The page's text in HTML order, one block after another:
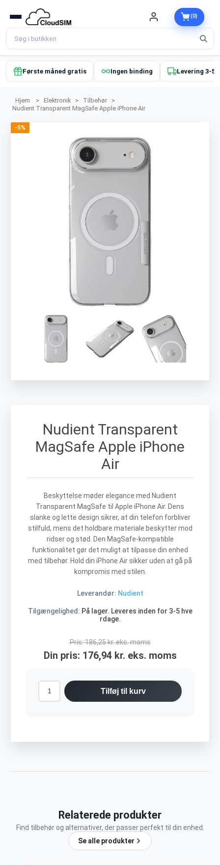
(0)
Første måned gratis Ingen binding Levering 3-5
Hjem > Elektronik > Tilbehør
>
Nudient Transparent MagSafe Apple iPhone Air
-5%
Nudient Transparent
MagSafe Apple iPhone
Air
Beskyttelse møder elegance med Nudient
Transparent MagSafe til Apple iPhone Air. Dens
slanke og lette design sikrer, at din telefon forbliver
stilfuld, mens det holdbare materiale beskytter mod
ridser og stød. Den MagSafe-kompatible
funktionalitet gør det muligt at tilpasse din enhed
med tilbehør. Hold din iPhone Air sikker uden at gå på
kompromis med stilen.
Leverandør: Nudient
Tilgængelighed: På lager. Leveres inden for 3-5 hve
rdage.
Pris:186,25 kr. eks. moms
Din pris: 176,94 kr. eks. moms
Tilføj til kurv
Relaterede produkter
Find tilbehør og alternativer, der passer perfekt til din enhed.
Se alle produkter